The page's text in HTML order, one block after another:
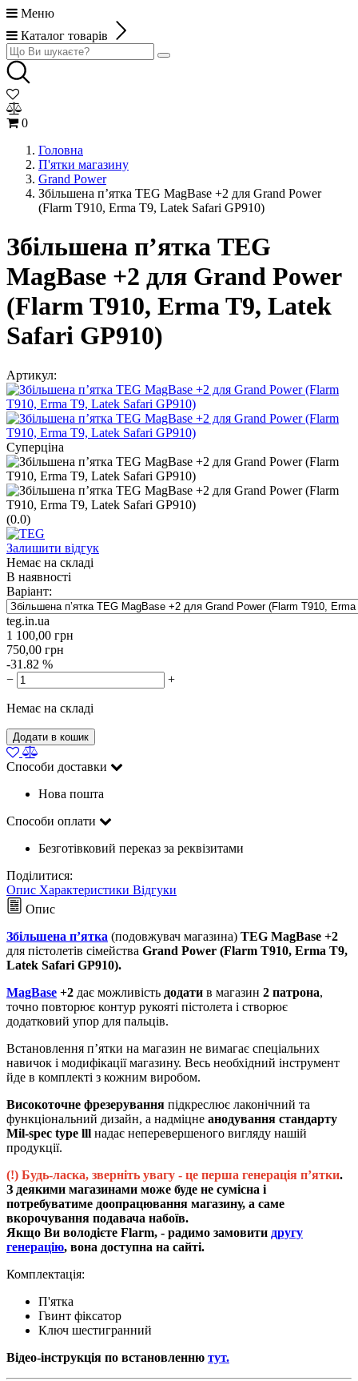
Меню
Каталог товарів
0
Головна
П'ятки магазину
Grand Power
Збільшена п’ятка TEG MagBase +2 для Grand Power
(Flarm T910, Erma T9, Latek Safari GP910)
Збільшена п’ятка TEG
MagBase +2 для Grand Power
(Flarm T910, Erma T9, Latek
Safari GP910)
Артикул:
Суперціна
(0.0)
Залишити відгук
Немає на складі
В наявності
Варіант:
teg.in.ua
1 100,00 грн
750,00 грн
-31.82 %
−
+
Немає на складі
Додати в кошик
Способи доставки
Нова пошта
Способи оплати
Безготівковий переказ за реквізитами
Поділитися:
Опис Характеристики Відгуки
Опис
Збільшена п’ятка (подовжувач магазина) TEG MagBase +2
для пістолетів сімейства Grand Power (Flarm T910, Erma T9,
Latek Safari GP910).
MagBase +2 дає можливість додати в магазин 2 патрона,
точно повторює контур рукояті пістолета і створює
додатковий упор для пальців.
Встановлення п’ятки на магазин не вимагає спеціальних
навичок і модифікації магазину. Весь необхідний інструмент
йде в комплекті з кожним виробом.
Високоточне фрезерування підкреслює лаконічний та
функціональний дизайн, а надміцне анодування стандарту
Mil-spec type lll надає неперевершеного вигляду нашій
продукції.
(!) Будь-ласка, зверніть увагу - це перша генерація пʼятки.
З деякими магазинами може буде не сумісна і
потребуватиме доопрацювання магазину, а саме
вкорочування подавача набоїв.
Якщо Ви володієте Flarm, - радимо замовити другу
генерацію, вона доступна на сайті.
Комплектація:
П'ятка
Гвинт фіксатор
Ключ шестигранний
Відео-інструкція по встановленню тут.